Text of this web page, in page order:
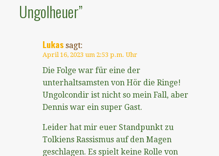
Ungolheuer”
Lukas sagt:
April 16, 2023 um 2:53 p.m. Uhr
Die Folge war für eine der
unterhaltsamsten von Hör die Ringe!
Ungolcondir ist nicht so mein Fall, aber
Dennis war ein super Gast.
Leider hat mir euer Standpunkt zu
Tolkiens Rassismus auf den Magen
geschlagen. Es spielt keine Rolle von